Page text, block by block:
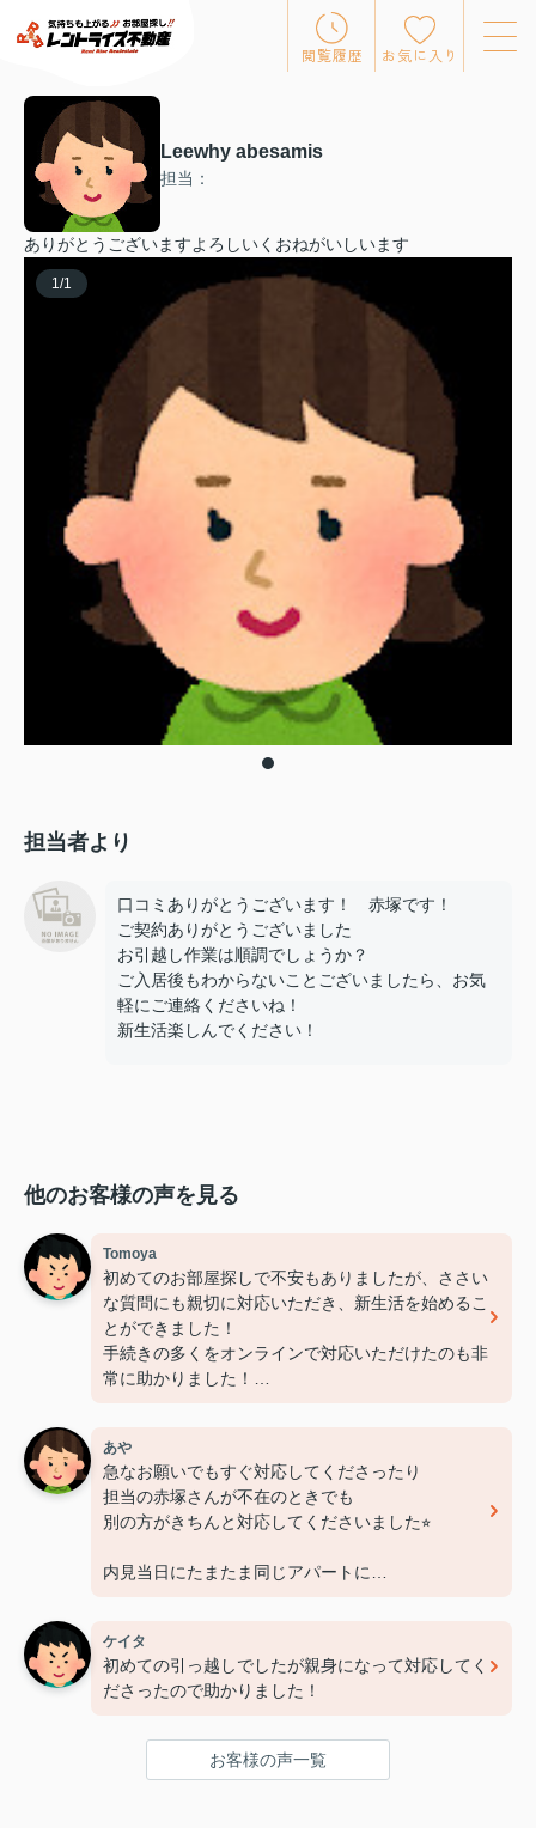
閲覧履歴 お気に入り
Leewhy abesamis
担当：
ありがとうございますよろしいくおねがいしいます
1 /1
担当者より
口コミありがとうございます！ 赤塚です！
ご契約ありがとうございました
お引越し作業は順調でしょうか？
ご入居後もわからないことございましたら、お気
軽にご連絡くださいね！
新生活楽しんでください！
他のお客様の声を見る
Tomoya
初めてのお部屋探しで不安もありましたが、ささい
な質問にも親切に対応いただき、新生活を始めるこ
とができました！
手続きの多くをオンラインで対応いただけたのも非
常に助かりました！
あや
急なお願いでもすぐ対応してくださったり
担当の赤塚さんが不在のときでも
別の方がきちんと対応してくださいました⭐︎
内見当日にたまたま同じアパートに
おかげで希望に合ったお部屋を見つけれました⭐︎
お部屋明け渡しまで
時間が短かったのに素早い対応で
赤塚さん、レントライズの皆さん
ケイタ
初めての引っ越しでしたが親身になって対応してく
ださったので助かりました！
お客様の声一覧